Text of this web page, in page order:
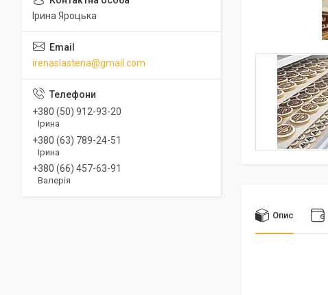
Опис
Ірина Яроцька
irenaslastena@gmail.com
+380 (50) 912-93-20
Ірина
+380 (63) 789-24-51
Ірина
+380 (66) 457-63-91
Валерія